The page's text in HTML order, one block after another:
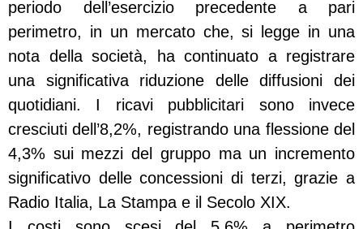
periodo dell’esercizio precedente a pari
perimetro, in un mercato che, si legge in una
nota della società, ha continuato a registrare
una significativa riduzione delle diffusioni dei
quotidiani. I ricavi pubblicitari sono invece
cresciuti dell’8,2%, registrando una flessione del
4,3% sui mezzi del gruppo ma un incremento
significativo delle concessioni di terzi, grazie a
Radio Italia, La Stampa e il Secolo XIX.